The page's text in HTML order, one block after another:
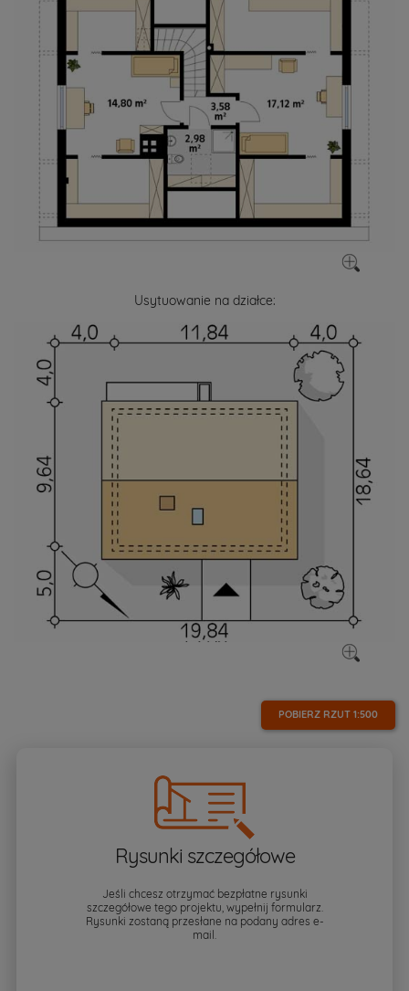
Usytuowanie na działce:
POBIERZ RZUT 1:500
Rysunki szczegółowe
Jeśli chcesz otrzymać bezpłatne rysunki
szczegółowe tego projektu, wypełnij formularz.
Rysunki zostaną przesłane na podany adres e-
mail.